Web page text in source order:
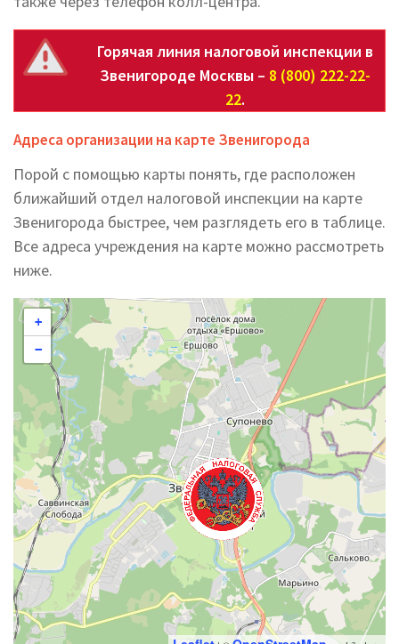
Горячая линия налоговой инспекции в
Звенигороде Москвы – 8 (800) 222-22-
22.
Адреса организации на карте Звенигорода
Порой с помощью карты понять, где расположен
ближайший отдел налоговой инспекции на карте
Звенигорода быстрее, чем разглядеть его в таблице.
Все адреса учреждения на карте можно рассмотреть
ниже.
+
−